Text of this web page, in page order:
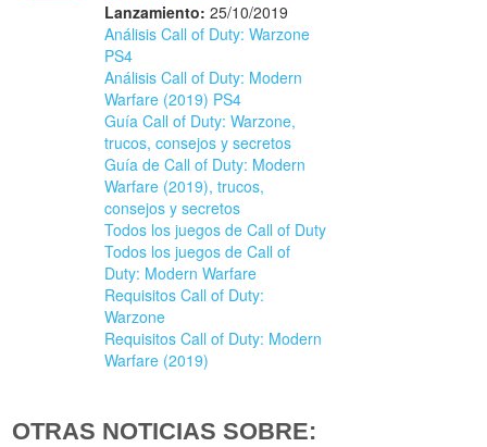
Lanzamiento: 25/10/2019
Análisis Call of Duty: Warzone
PS4
Análisis Call of Duty: Modern
Warfare (2019) PS4
Guía Call of Duty: Warzone,
trucos, consejos y secretos
Guía de Call of Duty: Modern
Warfare (2019), trucos,
consejos y secretos
Todos los juegos de Call of Duty
Todos los juegos de Call of
Duty: Modern Warfare
Requisitos Call of Duty:
Warzone
Requisitos Call of Duty: Modern
Warfare (2019)
OTRAS NOTICIAS SOBRE: